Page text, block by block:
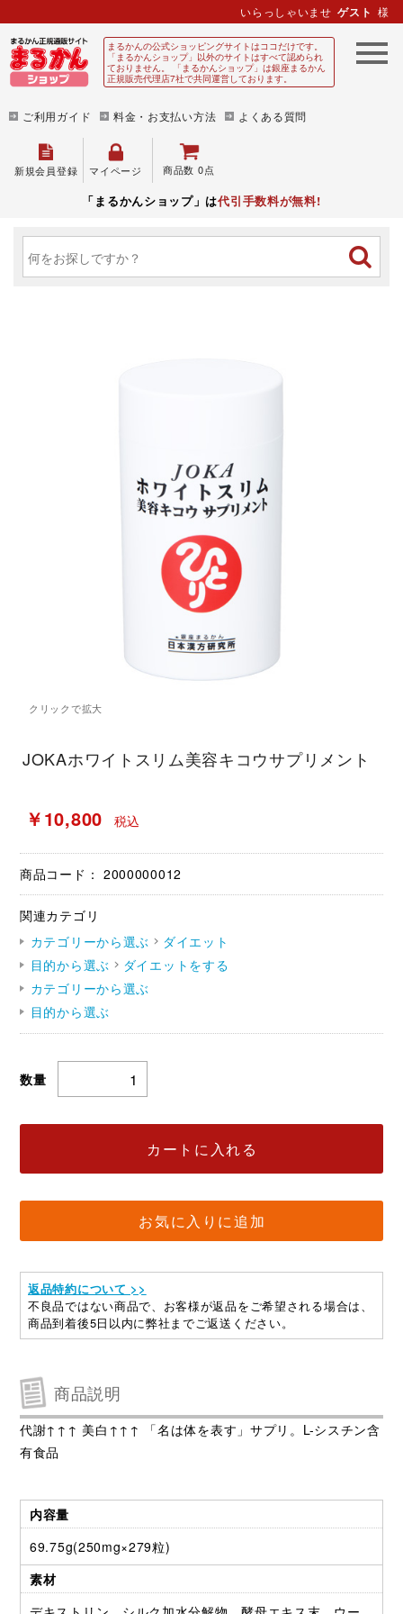
いらっしゃいませ ゲスト 様
まるかんの公式ショッピングサイトはココだけです。
「まるかんショップ」以外のサイトはすべて認められ
ておりません。 「まるかんショップ」は銀座まるかん
正規販売代理店7社で共同運営しております。
ご利用ガイド 料金・お支払い方法 よくある質問
新規会員登録 マイページ 商品数 0点
「まるかんショップ」は代引手数料が無料!
JOKAホワイトスリム美容キコウサプリメント
￥10,800 税込
商品コード： 2000000012
関連カテゴリ
カテゴリーから選ぶ
ダイエット
目的から選ぶ
ダイエットをする
カテゴリーから選ぶ
目的から選ぶ
数量
カートに入れる
お気に入りに追加
返品特約について >>
不良品ではない商品で、お客様が返品をご希望される場合は、
商品到着後5日以内に弊社までご返送ください。
商品説明
代謝↑↑↑ 美白↑↑↑ 「名は体を表す」サプリ。L-シスチン含
有食品
内容量
69.75g(250mg×279粒)
素材